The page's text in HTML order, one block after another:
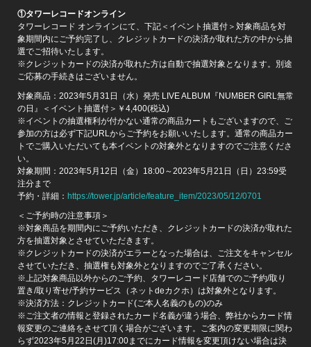
①タワーレコードオンライン
タワーレコード オンラインにて、下記＜イベント抽選付＞対象商品を対
象期間内にご予約完了し、クレジットカードの決済が取れた方の中から抽
選でご招待いたします。
※クレジットカードの決済が取れた方は自動で抽選対象となります。別途
ご応募の手続きはございません。
対象商品：2023年5月31日（水）発売 LIVE ALBUM『NUMBER GIRL無常
の日』＜イベント抽選付＞￥4,400(税込)
※イベントの抽選権利が付かない通常の商品カートもございますので、ご
参加の方は必ず下記URLからご予約をお願いいたします。通常の商品カー
トでご購入いただいても本イベントの対象外となりますのでご注意くださ
い。
対象期間：2023年5月12日（金）18:00～2023年5月21日（日）23:59受
注分まで
予約・詳細： https://tower.jp/article/feature_item/2023/05/12/0701
＜ご予約時の注意事項＞
※対象商品を期間内にご予約いただき、クレジットカードの決済が取れた
方を抽選対象とさせていただきます。
※クレジットカードの決済がエラーとなった場合は、ご注文をキャンセル
させていただき、抽選権も対象外となりますのでご了承ください。
※上記対象商品以外からのご予約、タワーレコード店舗でのご予約/取り
置き/取り寄せ/予約サービス（ネットdeカクホ）は対象外となります。
※決済方法：クレジットカード(ご本人名義のもの)のみ
※ご注文者の情報と登録されたカード名義が違う場合、弊社からカード情
報変更のご連絡をさせて頂く場合がございます。ご案内の変更期限に関わ
らず2023年5月22日(月)17:00までにカード情報を変更頂けない場合は決